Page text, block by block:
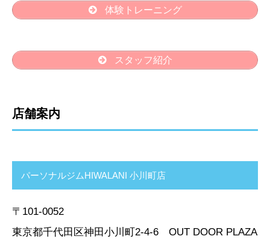
体験トレーニング
スタッフ紹介
店舗案内
パーソナルジムHIWALANI 小川町店
〒101-0052
東京都千代田区神田小川町2-4-6 OUT DOOR PLAZA